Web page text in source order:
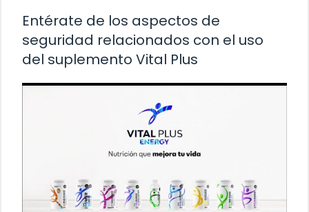
Entérate de los aspectos de
seguridad relacionados con el uso
del suplemento Vital Plus